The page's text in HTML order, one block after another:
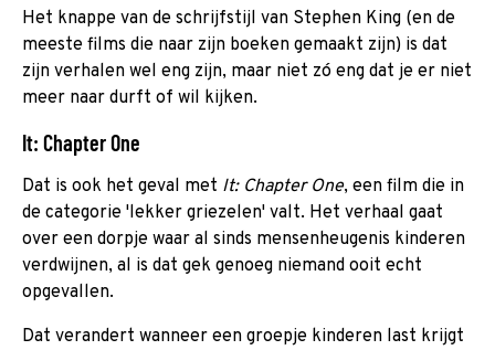
Het knappe van de schrijfstijl van Stephen King (en de
meeste films die naar zijn boeken gemaakt zijn) is dat
zijn verhalen wel eng zijn, maar niet zó eng dat je er niet
meer naar durft of wil kijken.
It: Chapter One
Dat is ook het geval met It: Chapter One, een film die in
de categorie 'lekker griezelen' valt. Het verhaal gaat
over een dorpje waar al sinds mensenheugenis kinderen
verdwijnen, al is dat gek genoeg niemand ooit echt
opgevallen.
Dat verandert wanneer een groepje kinderen last krijgt